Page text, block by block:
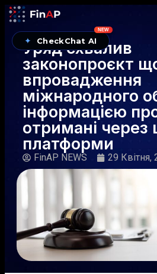
✦ CheckChat AI
NEW
Уряд схвалив
законопроєкт
впровадження
міжнародного
інформацією
отримані через
платформи
FinAP NEWS 29 Квітня,